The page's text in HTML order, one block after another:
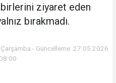
ziyaret eden
bırakmadı.
- Güncelleme: 27.05.2026